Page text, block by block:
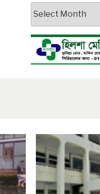
আর্কাইভস